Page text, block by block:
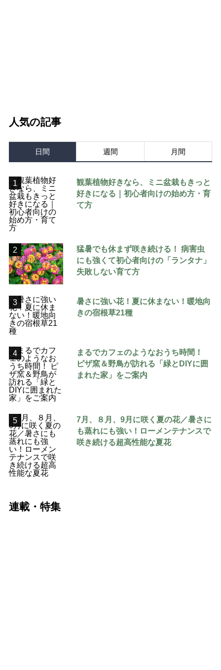
人気の記事
日間 週間 月間
1
観葉植物好きなら、ミニ盆栽もきっと
好きになる｜初心者向けの始め方・育
て方
2
猛暑でも休まず咲き続ける！ 病害虫
にも強くて初心者向けの「ランタナ」
失敗しない育て方
3
暑さに強い花！夏に休まない！暖地向
きの宿根草21種
4
まるでカフェのようなおうち時間！
ピザ窯＆野鳥が訪れる「緑とDIYに囲
まれた家」をご案内
5
7月、８月、9月に咲く夏の花／暑さに
も蒸れにも強い！ローメンテナンスで
咲き続ける超高性能な夏花
連載・特集